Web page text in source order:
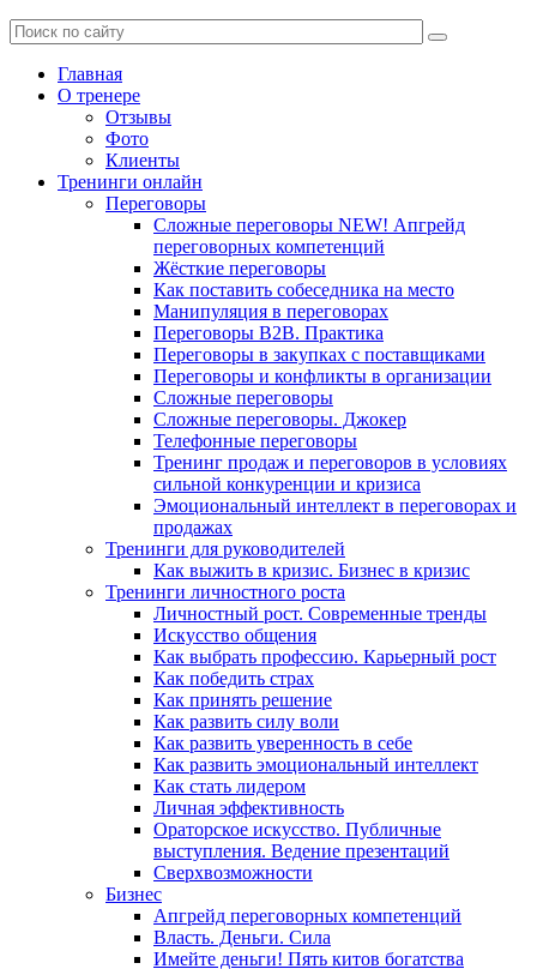
Главная
О тренере
Отзывы
Фото
Клиенты
Тренинги онлайн
Переговоры
Сложные переговоры NEW! Апгрейд
переговорных компетенций
Жёсткие переговоры
Как поставить собеседника на место
Манипуляция в переговорах
Переговоры B2B. Практика
Переговоры в закупках с поставщиками
Переговоры и конфликты в организации
Сложные переговоры
Сложные переговоры. Джокер
Телефонные переговоры
Тренинг продаж и переговоров в условиях
сильной конкуренции и кризиса
Эмоциональный интеллект в переговорах и
продажах
Тренинги для руководителей
Как выжить в кризис. Бизнес в кризис
Тренинги личностного роста
Личностный рост. Современные тренды
Искусство общения
Как выбрать профессию. Карьерный рост
Как победить страх
Как принять решение
Как развить силу воли
Как развить уверенность в себе
Как развить эмоциональный интеллект
Как стать лидером
Личная эффективность
Ораторское искусство. Публичные
выступления. Ведение презентаций
Сверхвозможности
Бизнес
Апгрейд переговорных компетенций
Власть. Деньги. Сила
Имейте деньги! Пять китов богатства